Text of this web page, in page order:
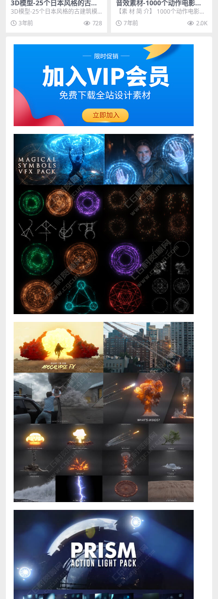
3D模型-25个日本风格的古建
筑模型 格式支持C4D FBX OBJ
MA
3D模型-25个日本风格的古建筑模
型 格式支持C4D FBX OBJ MA 其
他...3年前 728
音效素材-1000个动作电影枪
战搏斗追车爆炸无损音效包
【素 材 简 介】 1000个动作电影大
片枪战搏斗追车爆炸无损音效包，
有WAV和...
7年前 2.0K